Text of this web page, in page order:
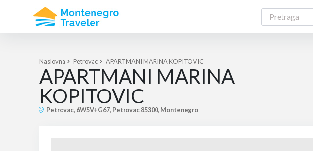
Naslovna Petrovac APARTMANI MARINA KOPITOVIC
APARTMANI MARINA
KOPITOVIC
Petrovac, 6W5V+G67, Petrovac 85300, Montenegro